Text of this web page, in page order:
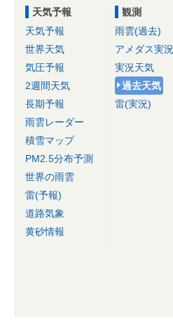
天気予報
天気予報
世界天気
気圧予報
2週間天気
長期予報
雨雲レーダー
積雪マップ
PM2.5分布予測
世界の雨雲
雷(予報)
道路気象
黄砂情報
観測
雨雲(過去)
アメダス実況
実況天気
過去天気
雷(実況)